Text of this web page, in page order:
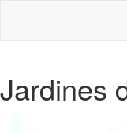
Jardines